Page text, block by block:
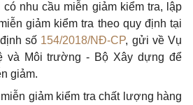
nhu cầu miễn giảm kiểm tra, lập
ễn giảm kiểm tra theo quy định tại
số 154/2018/NĐ-CP, gửi về Vụ
và Môi trường - Bộ Xây dựng để
giảm.
giảm kiểm tra chất lượng hàng